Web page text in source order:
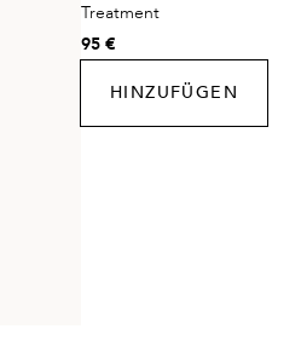
ohne MwSt. - beachten
Für den Versand ins
Treatment
95 €
HINZUFÜGEN